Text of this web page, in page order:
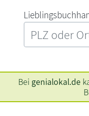
Bei genialokal.de